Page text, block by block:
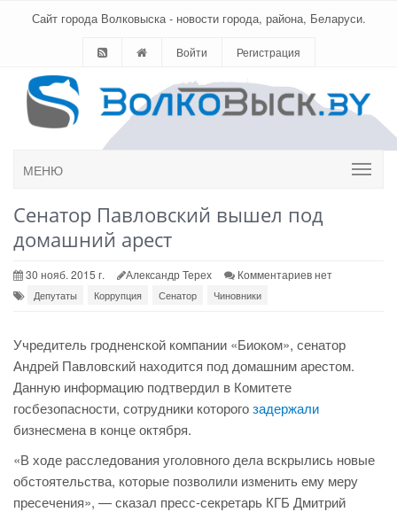
Сайт города Волковыска - новости города, района, Беларуси.
Войти Регистрация
МЕНЮ
Сенатор Павловский вышел под
домашний арест
30 нояб. 2015 г. Александр Терех Комментариев нет
Депутаты Коррупция Сенатор Чиновники
Учредитель гродненской компании «Биоком», сенатор
Андрей Павловский находится под домашним арестом.
Данную информацию подтвердил в Комитете
госбезопасности, сотрудники которогозадержали
бизнесмена в конце октября.
«В ходе расследования уголовного дела вскрылись новые
обстоятельства, которые позволили изменить ему меру
пресечения», — сказал пресс-секретарь КГБ Дмитрий